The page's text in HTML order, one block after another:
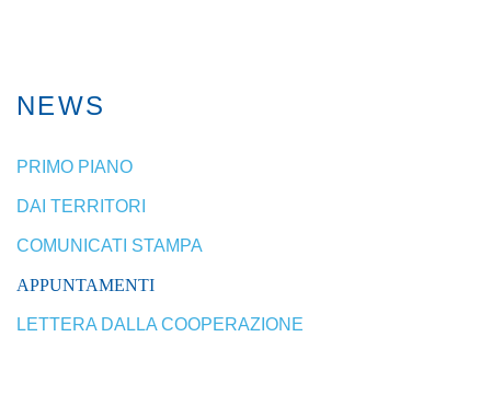
NEWS
PRIMO PIANO
DAI TERRITORI
COMUNICATI STAMPA
APPUNTAMENTI
LETTERA DALLA COOPERAZIONE